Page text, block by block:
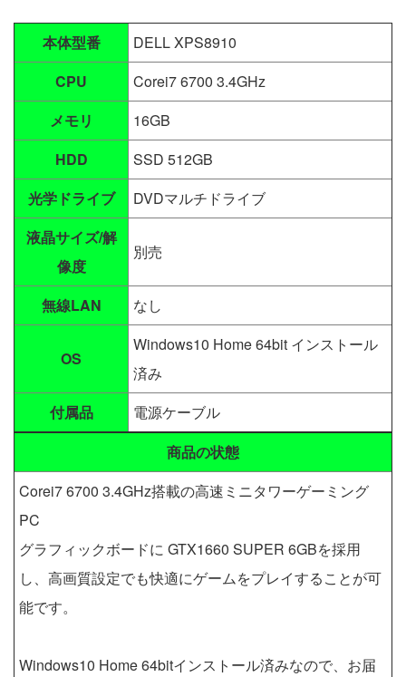
本体型番
DELL XPS8910
CPU
Corei7 6700 3.4GHz
メモリ
16GB
HDD
SSD 512GB
光学ドライブ
DVDマルチドライブ
液晶サイズ/解
像度
別売
無線LAN なし
OS
Windows10 Home 64bit インストール
済み
付属品
電源ケーブル
商品の状態
Corei7 6700 3.4GHz搭載の高速ミニタワーゲーミング
PC
グラフィックボードに GTX1660 SUPER 6GBを採用
し、高画質設定でも快適にゲームをプレイすることが可
能です。
Windows10 Home 64bitインストール済みなので、お届